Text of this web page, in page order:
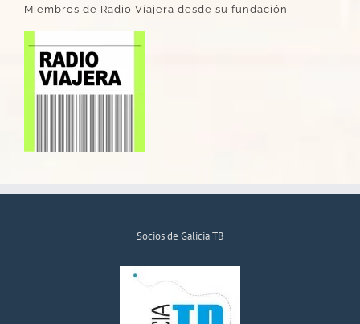
Miembros de Radio Viajera desde su fundación
Socios de Galicia TB